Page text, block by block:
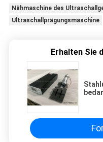
Nähmaschine des
Ultraschallprägungsmaschine
Erhalten Sie